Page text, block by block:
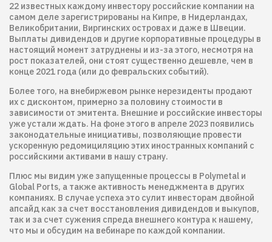
22 известных каждому инвестору российские компании на
самом деле зарегистрированы на Кипре, в Нидерландах,
Великобритании, Виргинских островах и даже в Швеции.
Выплаты дивидендов и другие корпоративные процедуры в
настоящий момент затруднены и из-за этого, несмотря на
рост показателей, они стоят существенно дешевле, чем в
конце 2021 года (или до февральских событий).
Более того, на внебиржевом рынке нерезиденты продают
их с дисконтом, примерно за половину стоимости в
зависимости от эмитента. Внешние и российские инвесторы
уже устали ждать. На фоне этого в апреле 2023 появились
законодательные инициативы, позволяющие провести
ускоренную редомициляцию этих иностранных компаний с
российскими активами в нашу страну.
Плюс мы видим уже запущенные процессы в Polymetal и
Global Ports, а также активность менеджмента в других
компаниях. В случае успеха это сулит инвесторам двойной
апсайд как за счет восстановления дивидендов и выкупов,
так и за счет сужения спреда внешнего контура к нашему,
что мы и обсудим на вебинаре по каждой компании.